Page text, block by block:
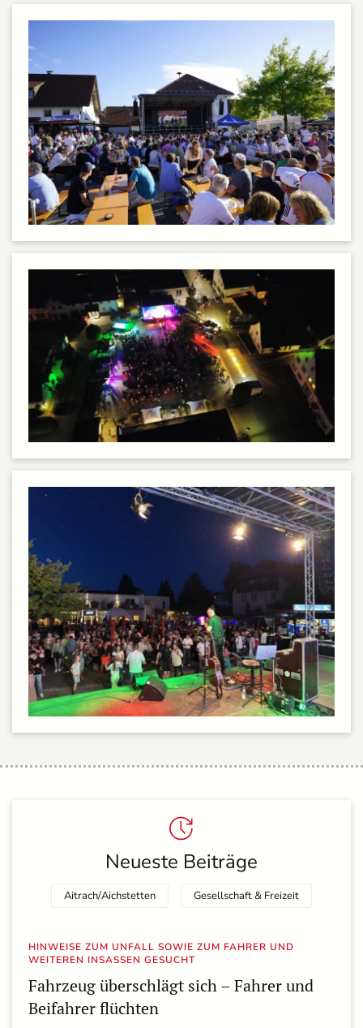
Neueste Beiträge
Aitrach/Aichstetten Gesellschaft & Freizeit
HINWEISE ZUM UNFALL SOWIE ZUM FAHRER UND
WEITEREN INSASSEN GESUCHT
Fahrzeug überschlägt sich – Fahrer und
Beifahrer flüchten